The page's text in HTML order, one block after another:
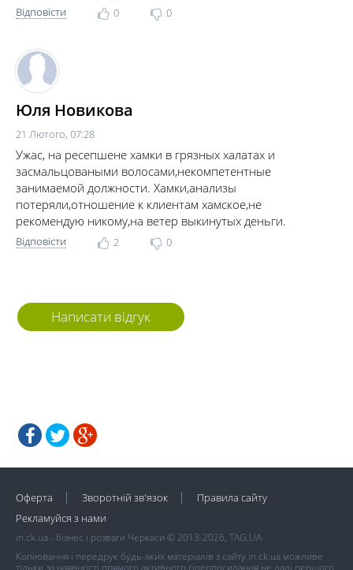
Відповісти 0 0
Юля Новикова
21 Лютого, 07:28
Ужас, на ресепшене хамки в грязных халатах и
засмальцоваными волосами,некомпетентные
занимаемой должности. Хамки,анализы
потеряли,отношение к клиентам хамское,не
рекомендую никому,на ветер выкинутых деньги.
Відповісти 2 0
Написати відгук
Оферта Зворотній зв'язок
Правила сайту
Рекламуйся з нами
in.ck.ua - бізнес і розваги Черкаси © 2013-2026, TAG.UA
Копіювання і передрук будь-яких матеріалів з сайту in.ck.ua можливе
тільки за наявності прямого активного гіперпосилання не далі першого